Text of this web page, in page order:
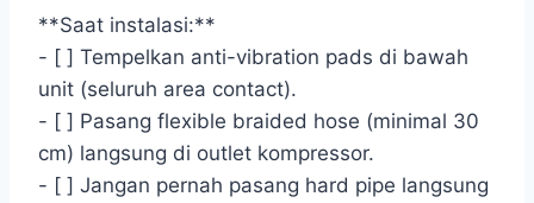
**Saat instalasi:**
- [ ] Tempelkan anti-vibration pads di bawah
unit (seluruh area contact).
- [ ] Pasang flexible braided hose (minimal 30
cm) langsung di outlet kompressor.
- [ ] Jangan pernah pasang hard pipe langsung